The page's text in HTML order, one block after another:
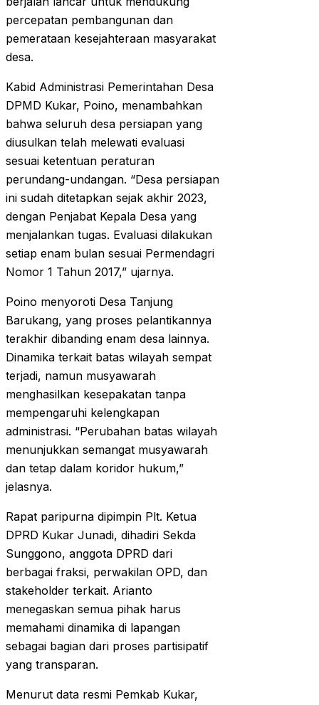
percepatan pembangunan dan
pemerataan kesejahteraan masyarakat
desa.
Kabid Administrasi Pemerintahan Desa
DPMD Kukar, Poino, menambahkan
bahwa seluruh desa persiapan yang
diusulkan telah melewati evaluasi
sesuai ketentuan peraturan
perundang-undangan. “Desa persiapan
ini sudah ditetapkan sejak akhir 2023,
dengan Penjabat Kepala Desa yang
menjalankan tugas. Evaluasi dilakukan
setiap enam bulan sesuai Permendagri
Nomor 1 Tahun 2017,” ujarnya.
Poino menyoroti Desa Tanjung
Barukang, yang proses pelantikannya
terakhir dibanding enam desa lainnya.
Dinamika terkait batas wilayah sempat
terjadi, namun musyawarah
menghasilkan kesepakatan tanpa
mempengaruhi kelengkapan
administrasi. “Perubahan batas wilayah
menunjukkan semangat musyawarah
dan tetap dalam koridor hukum,”
jelasnya.
Rapat paripurna dipimpin Plt. Ketua
DPRD Kukar Junadi, dihadiri Sekda
Sunggono, anggota DPRD dari
berbagai fraksi, perwakilan OPD, dan
stakeholder terkait. Arianto
menegaskan semua pihak harus
memahami dinamika di lapangan
sebagai bagian dari proses partisipatif
yang transparan.
Menurut data resmi Pemkab Kukar,